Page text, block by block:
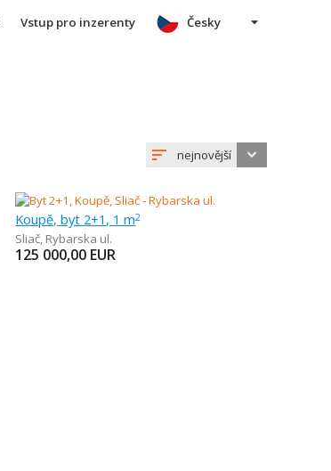
Vstup pro inzerenty Česky
nejnovější
Koupě, byt 2+1, 1 m2
Sliač, Rybarska ul.
125 000,00 EUR